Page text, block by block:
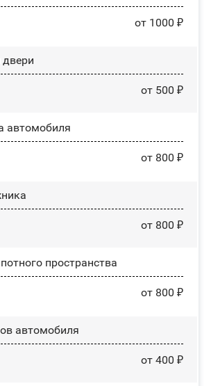
от 1000 ₽
от 500 ₽
автомобиля
от 800 ₽
от 800 ₽
пространства
от 800 ₽
автомобиля
от 400 ₽